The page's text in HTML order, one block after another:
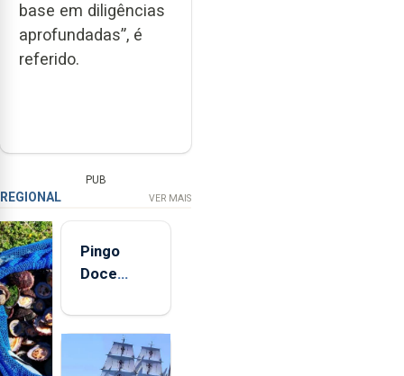
base em diligências
aprofundadas”, é
referido.
PUB
REGIONAL VER MAIS
Pingo
Doce
quinta-
feira nova
loja em